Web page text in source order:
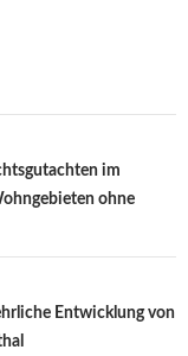
im
ohne
Entwicklung von